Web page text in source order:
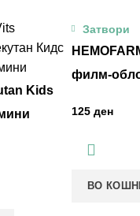
Kids
Затвори
филм-
ден
ВО